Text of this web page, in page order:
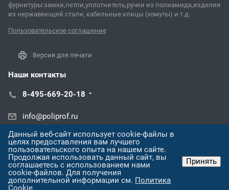
фурнитуры:замки,петли,уплотнитель,ручки из полиамида,изделия
из нержавеющей стали, кабельные клицы (хомуты) и т.д.
Пользовательское соглашение
Версия для печати
Наши контакты
8-495-669-20-18
info@poliprof.ru
ул. Торпедо, 45В
Данный веб-сайт использует cookie-файлы в
целях предоставления вам лучшего
пользовательского опыта на нашем сайте.
Продолжая использовать данный сайт, вы
соглашаетесь с использованием нами
cookie-файлов. Для получения
дополнительной информации см. Политика
Cookie.
Принять